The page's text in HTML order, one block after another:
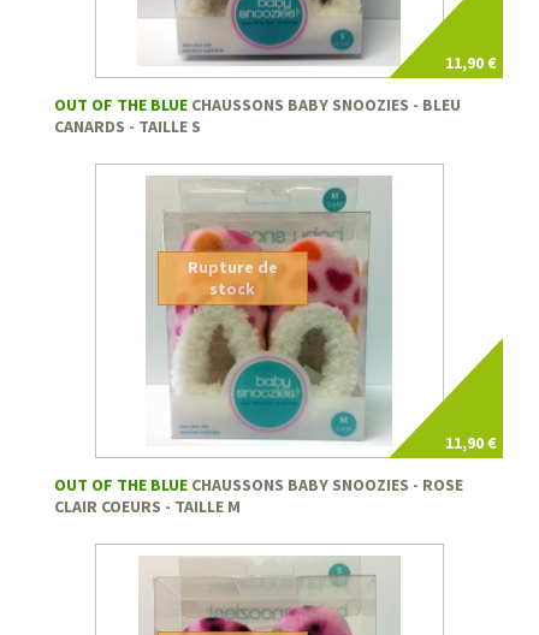
11,90 €
OUT OF THE BLUE CHAUSSONS BABY SNOOZIES - BLEU
CANARDS - TAILLE S
11,90 €
Rupture de
stock
OUT OF THE BLUE CHAUSSONS BABY SNOOZIES - ROSE
CLAIR COEURS - TAILLE M